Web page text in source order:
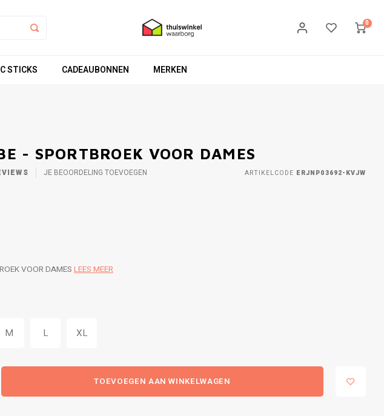
0
STICKS CADEAUBONNEN MERKEN
- SPORTBROEK VOOR DAMES
JE BEOORDELING TOEVOEGEN ARTIKELCODE ERJNP03692-KVJW
VOOR DAMES LEES MEER
M L XL
TOEVOEGEN AAN WINKELWAGEN